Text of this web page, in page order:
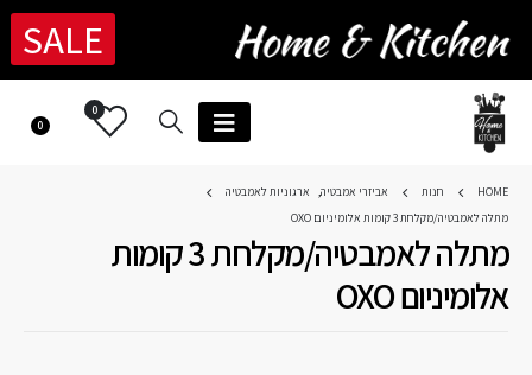
SALE
0
0
HOME חנות אביזרי אמבטיה,
ארגוניות לאמבטיה
מתלה לאמבטיה/מקלחת 3 קומות אלומיניום OXO
מתלה לאמבטיה/מקלחת 3 קומות
אלומיניום OXO